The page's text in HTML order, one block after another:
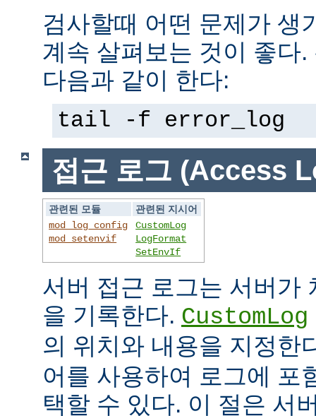
검사할때 어떤 문제가 생
계속 살펴보는 것이 좋다
다음과 같이 한다:
tail -f error_log
접근 로그 (Access
관련된 모듈
관련된 지시어
mod_log_config
mod_setenvif
CustomLog
LogFormat
SetEnvIf
서버 접근 로그는 서버가
을 기록한다. CustomLog
의 위치와 내용을 지정한
어를 사용하여 로그에 포
택할 수 있다. 이 절은 서